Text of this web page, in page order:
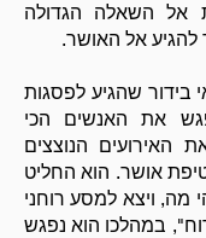
אל השאלה הגדולה
להגיע אל האושר.
בידור שהגיע לפסגות
את האנשים הכי
האירועים הנוצצים
אושר. הוא החליט
מה, ויצא למסע רוחני
במהלכו הוא נפגש